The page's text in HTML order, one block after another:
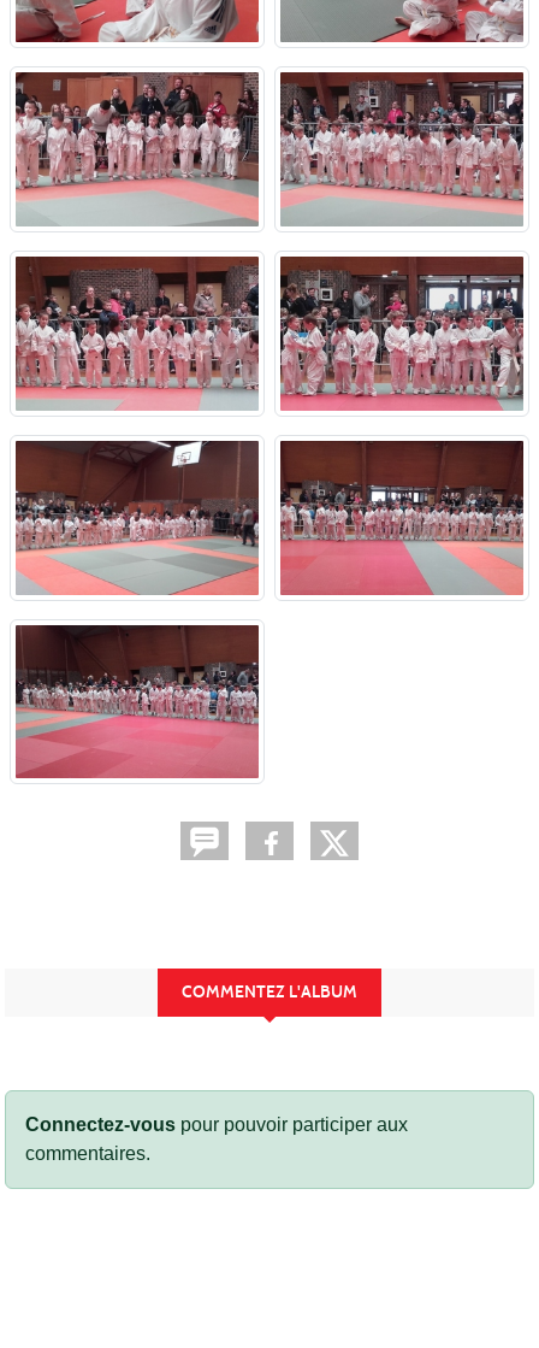
COMMENTEZ L'ALBUM
Connectez-vous pour pouvoir participer aux
commentaires.